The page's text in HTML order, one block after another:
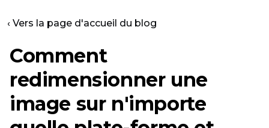
‹ Vers la page d'accueil du blog
Comment
redimensionner une
image sur n'importe